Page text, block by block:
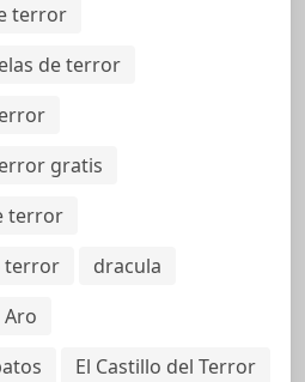
terror
de terror
gratis
terror
terror
dracula
Aro
El Castillo del Terror